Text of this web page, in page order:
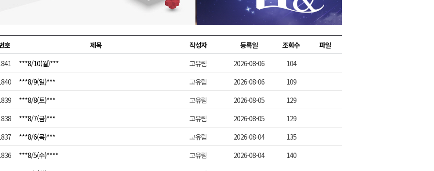
2026년 08월 09일(일)
2026년 08월 09일(일)
땀
2026년 08월 09일(일)
대 운영
2026년 08월 09일(일)
사업장 점검
2026년 08월 09일(일)
호 제목 작성자 등록일 조회수
파일
***8/10(월)*** 고유림 2026-08-06
104
***8/9(일)*** 고유림 2026-08-06
109
***8/8(토)*** 고유림 2026-08-05
129
***8/7(금)*** 고유림 2026-08-05
129
***8/6(목)*** 고유림 2026-08-04
135
***8/5(수)**** 고유림 2026-08-04
140